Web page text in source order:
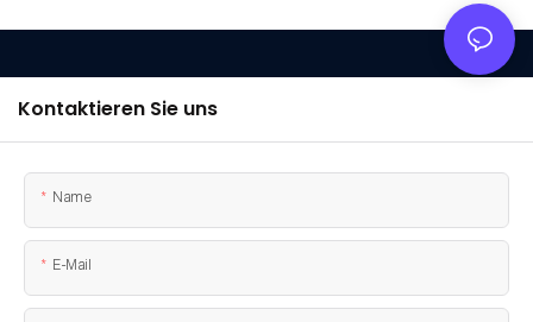
Kontaktieren Sie uns
Name
E-Mail